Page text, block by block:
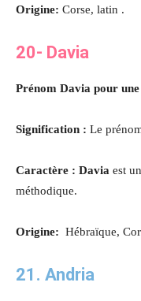
Origine: Corse, latin .
20- Davia
Prénom Davia pour
Signification : Le
Caractère : Davia est
méthodique.
Origine: Hébraïque,
21. Andria